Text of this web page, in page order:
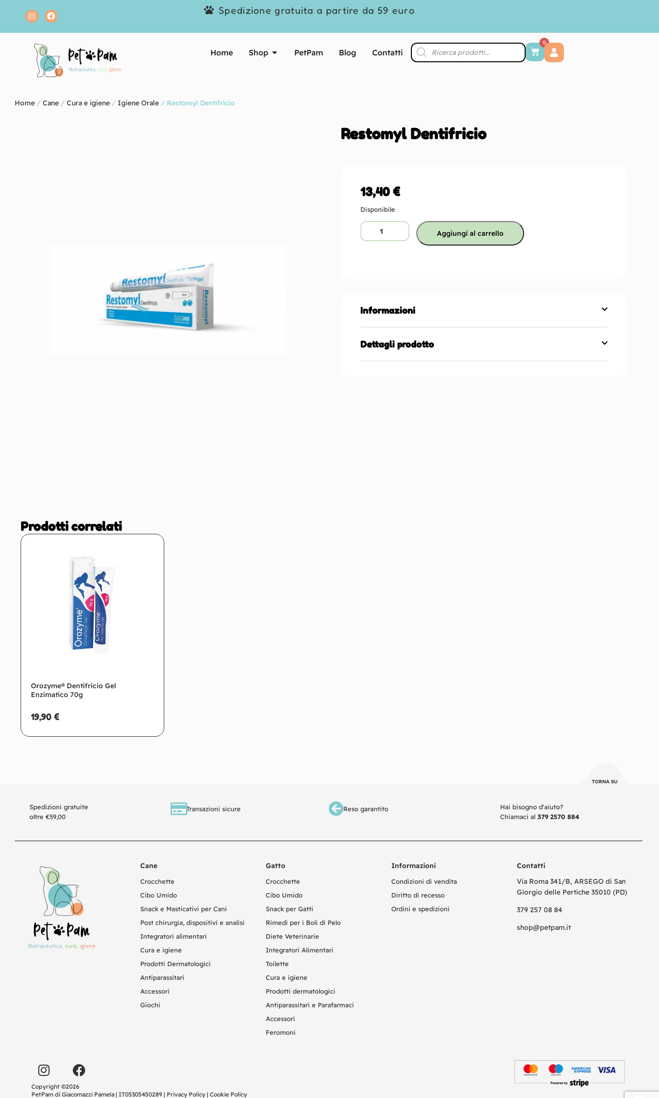
Spedizione gratuita a partire da 59 euro
Home Shop PetPam Blog Contatti
0
Home / Cane / Cura e igiene / Igiene Orale / Restomyl Dentifricio
Restomyl Dentifricio
13,40€
Disponibile
Aggiungi al carrello
Informazioni
Dettagli prodotto
Prodotti correlati
Orozyme® Dentifricio Gel
Enzimatico 70g
19,90 €
TORNA SU
Spedizioni gratuite
oltre €59,00
Transazioni sicure Reso garantito
Hai bisogno d'aiuto?
Chiamaci al 379 2570 884
Cane
Crocchette
Cibo Umido
Snack e Masticativi per Cani
Post chirurgia, dispositivi e analisi
Integratori alimentari
Cura e igiene
Prodotti Dermatologici
Antiparassitari
Accessori
Giochi
Gatto
Crocchette
Cibo Umido
Snack per Gatti
Rimedi per i Boli di Pelo
Diete Veterinarie
Integratori Alimentari
Toilette
Cura e igiene
Prodotti dermatologici
Antiparassitari e Parafarmaci
Accessori
Feromoni
Informazioni
Condizioni di vendita
Diritto di recesso
Ordini e spedizioni
Contatti
Via Roma 341/B, ARSEGO di San
Giorgio delle Pertiche 35010 (PD)
379 257 08 84
shop@petpam.it
Copyright ©2026
PetPam di Giacomazzi Pamela | IT05305450289 | Privacy Policy| Cookie Policy